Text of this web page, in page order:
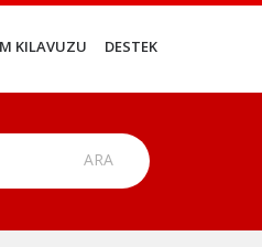
KILAVUZU DESTEK